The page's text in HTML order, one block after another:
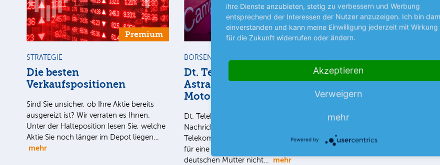
Premium
STRATEGIE
Die besten
Verkaufspositionen
Sind Sie unsicher, ob Ihre Aktie bereits
ausgereizt ist? Wir verraten es Ihnen.
Unter der Halteposition lesen Sie, welche
Aktie Sie noch länger im Depot liegen…
mehr
Premium
BÖRSENGERÜCHTE
Dt. Telekom +++
AstraZeneca +++ Steyr
Motors
Dt. Telekom Laut dem US-
Nachrichtenportals Semafor, soll die US-
Telekom-Tochter T-Mobile US die Pläne
für eine mögliche Fusion mit der
deutschen Mutter nicht… mehr
Die besten
Investieren wie die Profis.
mehr verpassen! Ob
spekulativ – wir verraten
Aktien jetzt ins Depot
ihre Dienste anzubieten, stetig zu verbessern und Werbung
entsprechend der Interessen der Nutzer anzuzeigen. Ich bin
einverstanden und kann meine Einwilligung jederzeit mit Wirkung
für die Zukunft widerrufen oder ändern.
Akzeptieren
Verweigern
mehr
Powered by